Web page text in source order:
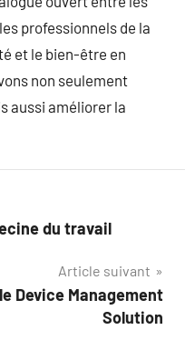
professionnels de la
et le bien-être en
non seulement
aussi améliorer la
du travail
Article suivant
Device Management
Solution